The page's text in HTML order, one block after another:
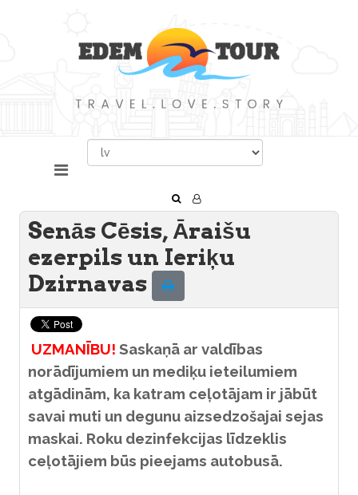
Senās Cēsis, Āraišu
ezerpils un Ieriķu
Dzirnavas
UZMANĪBU! Saskaņā ar valdības
norādījumiem un mediķu ieteilumiem
atgādinām, ka katram ceļotājam ir jābūt
savai muti un degunu aizsedzošajai sejas
maskai. Roku dezinfekcijas līdzeklis
ceļotājiem būs pieejams autobusā.